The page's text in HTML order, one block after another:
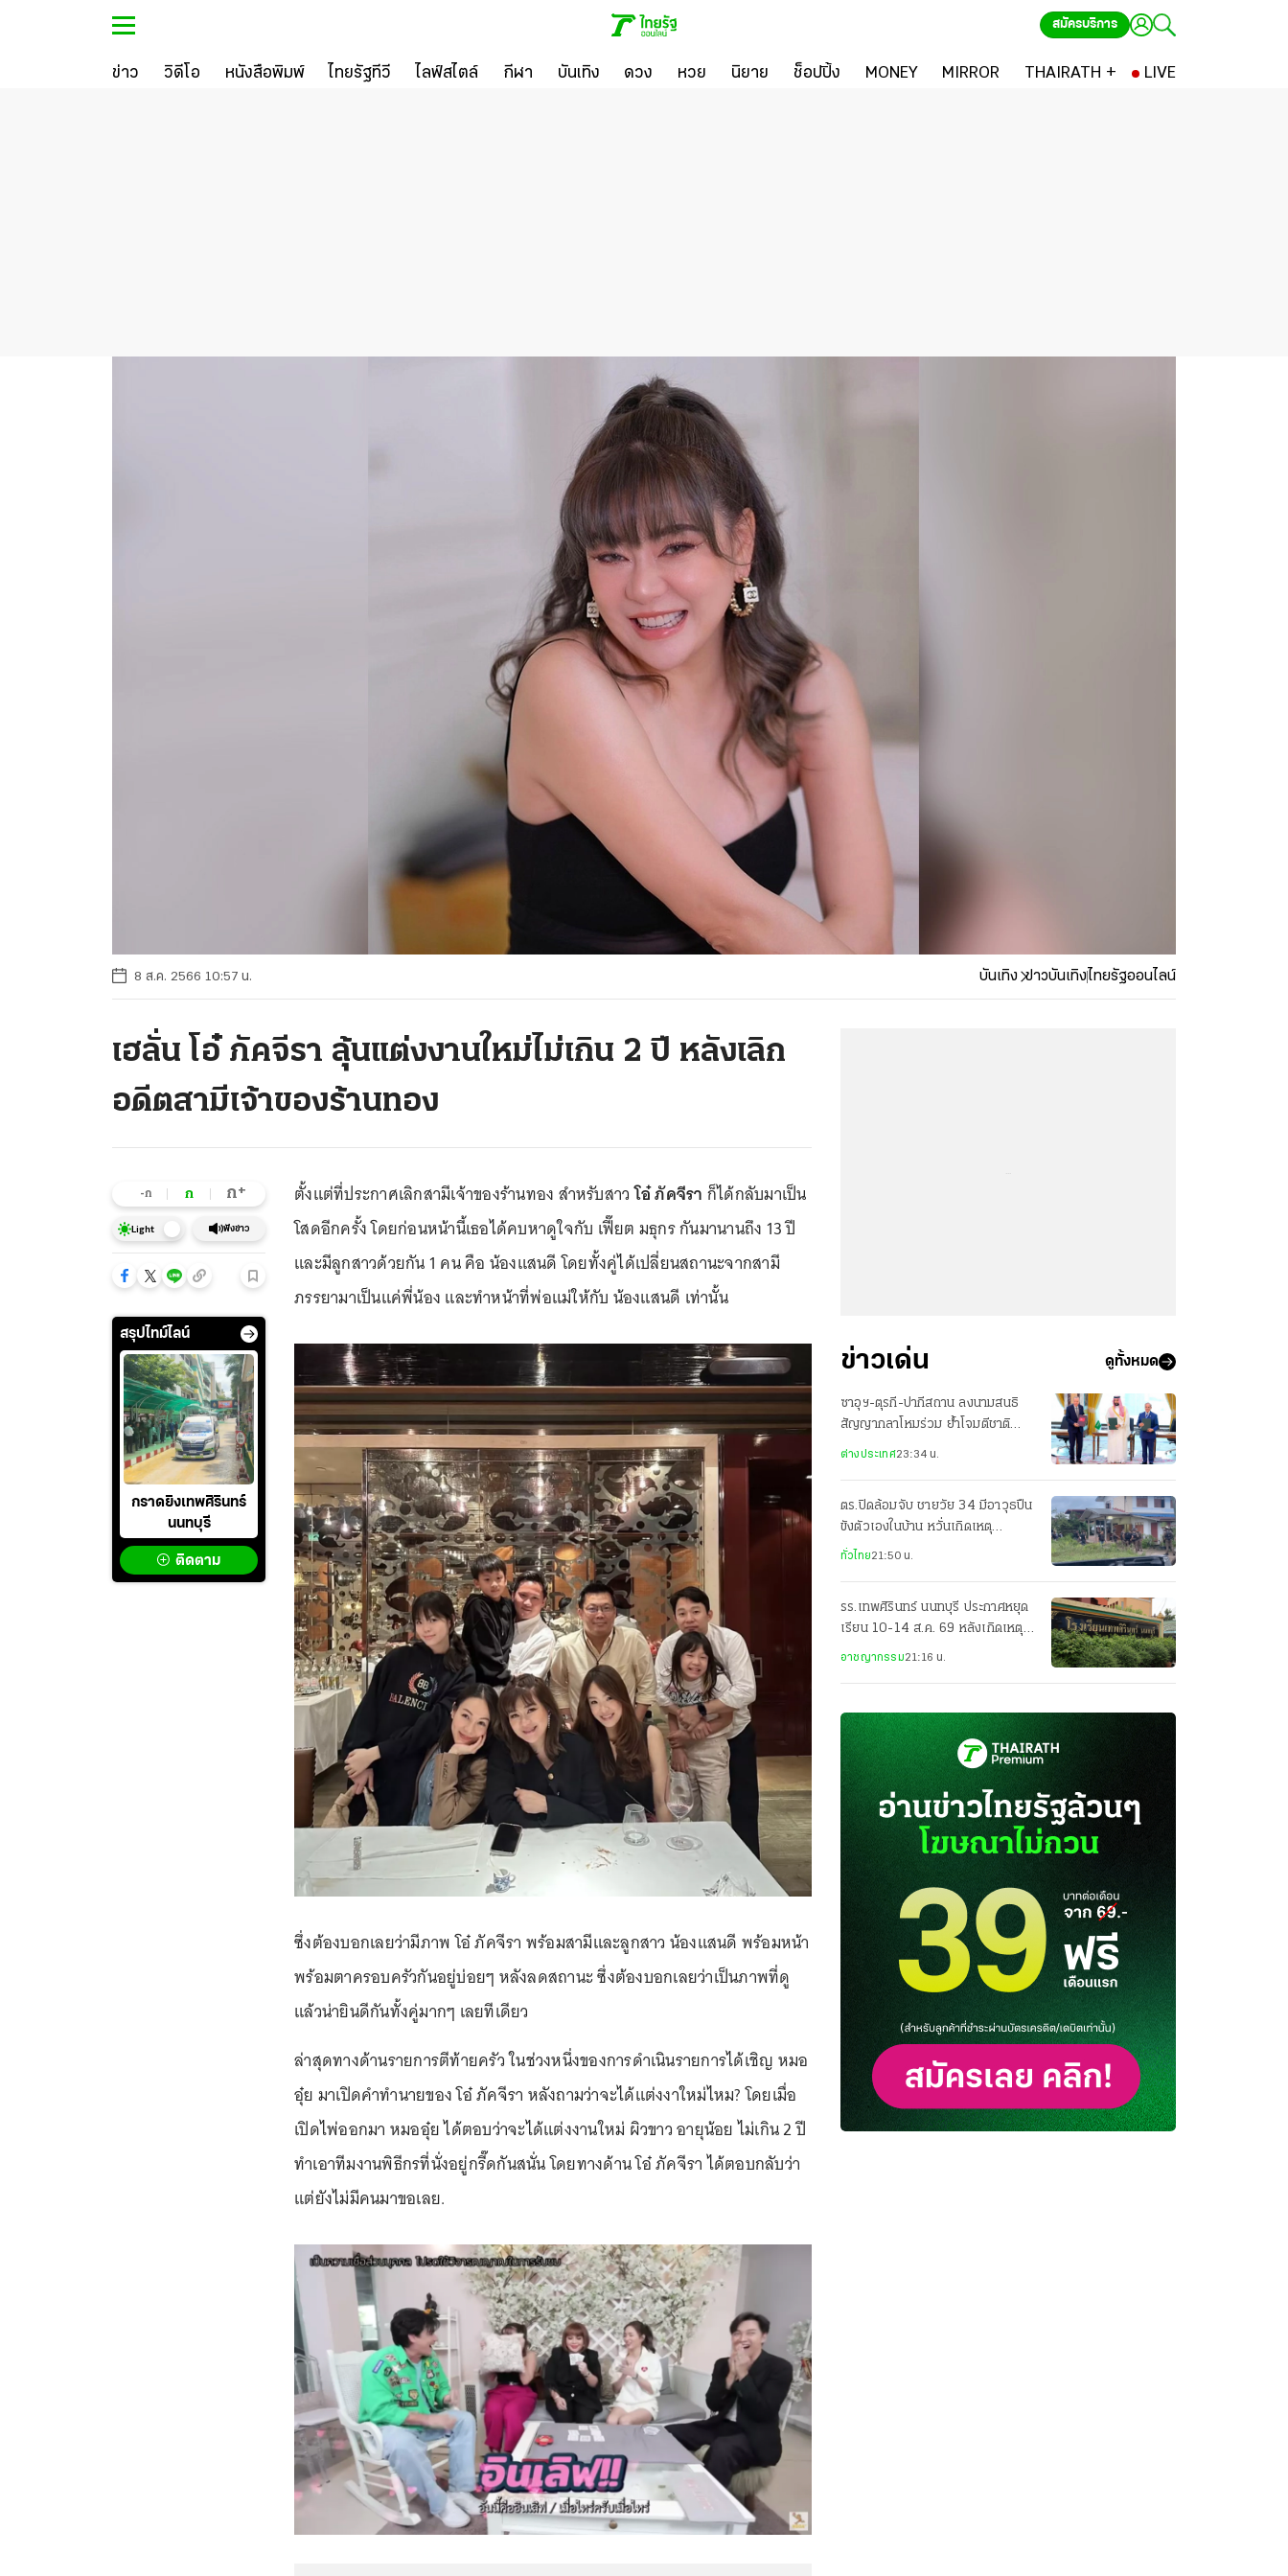
สมัครบริการ
ข่าว วิดีโอ หนังสือพิมพ์ ไทยรัฐทีวี ไลฟ์สไตล์ กีฬา บันเทิง ดวง หวย นิยาย ช็อปปิ้ง MONEY MIRROR THAIRATH + LIVE
8 ส.ค. 2566 10:57 น. บันเทิง ข่าวบันเทิงไทยรัฐออนไลน์
เฮลั่น โอ๋ ภัคจีรา ลุ้นแต่งงานใหม่ไม่เกิน 2 ปี หลังเลิก
อดีตสามีเจ้าของร้านทอง
-ก ก ก+
Light ฟังข่าว
สรุปไทม์ไลน์
กราดยิงเทพศิรินทร์
นนทบุรี
ติดตาม
ตั้งแต่ที่ประกาศเลิกสามีเจ้าของร้านทอง สำหรับสาวโอ๋ ภัคจีรา ก็ได้กลับมาเป็น
โสดอีกครั้ง โดยก่อนหน้านี้เธอได้คบหาดูใจกับ เฟี๊ยต มธุกร กันมานานถึง 13 ปี
และมีลูกสาวด้วยกัน 1 คน คือ น้องแสนดี โดยทั้งคู่ได้เปลี่ยนสถานะจากสามี
ภรรยามาเป็นแค่พี่น้อง และทำหน้าที่พ่อแม่ให้กับ น้องแสนดี เท่านั้น
ซึ่งต้องบอกเลยว่ามีภาพ โอ๋ ภัคจีรา พร้อมสามีและลูกสาว น้องแสนดี พร้อมหน้า
พร้อมตาครอบครัวกันอยู่บ่อยๆ หลังลดสถานะ ซึ่งต้องบอกเลยว่าเป็นภาพที่ดู
แล้วน่ายินดีกันทั้งคู่มากๆ เลยทีเดียว
ล่าสุดทางด้านรายการตีท้ายครัว ในช่วงหนึ่งของการดำเนินรายการได้เชิญ หมอ
อุ๋ย มาเปิดคำทำนายของ โอ๋ ภัคจีรา หลังถามว่าจะได้แต่งงาใหม่ไหม? โดยเมื่อ
เปิดไพ่ออกมา หมออุ๋ย ได้ตอบว่าจะได้แต่งงานใหม่ ผิวขาว อายุน้อย ไม่เกิน 2 ปี
ทำเอาทีมงานพิธีกรที่นั่งอยู่กรี๊ดกันสนั่น โดยทางด้าน โอ๋ ภัคจีรา ได้ตอบกลับว่า
แต่ยังไม่มีคนมาขอเลย.
ข่าวเด่น ดูทั้งหมด
ซาอุฯ-ตุรกี-ปากีสถาน ลงนามสนธิ
สัญญากลาโหมร่วม ย้ำโจมตีชาติ
เดียวเท่ากับโจมตีทั้ง 3 ประเทศ
ต่างประเทศ23:34 น.
ตร.ปิดล้อมจับ ชายวัย 34 มีอาวุธปืน
ขังตัวเองในบ้าน หวั่นเกิดเหตุ
อันตราย
ทั่วไทย21:50 น.
รร.เทพศิรินทร์ นนทบุรี ประกาศหยุด
เรียน 10-14 ส.ค. 69 หลังเกิดเหตุก
อาชญากรรม21:16 น.